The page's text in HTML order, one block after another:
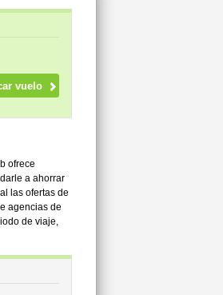
ofrece
a ahorrar
las ofertas de
agencias de
de viaje,